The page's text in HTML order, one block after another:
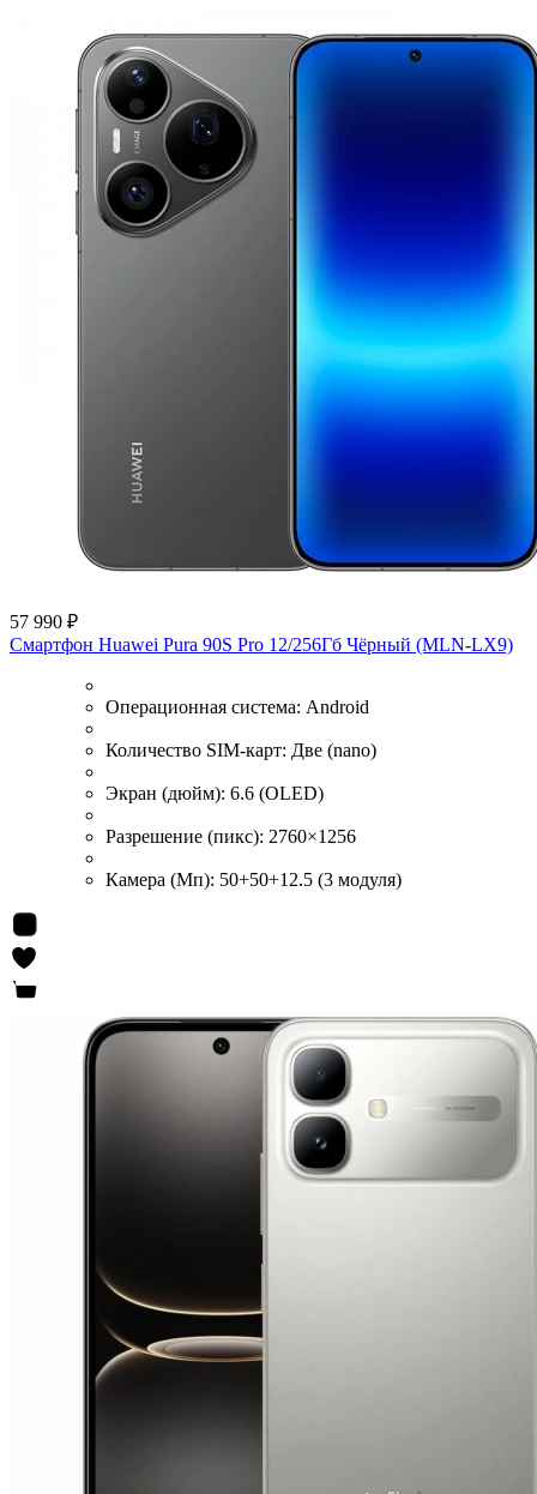
57 990 ₽
Смартфон Huawei Pura 90S Pro 12/256Гб Чёрный (MLN-LX9)
Операционная система: Android
Количество SIM-карт: Две (nano)
Экран (дюйм): 6.6 (OLED)
Разрешение (пикс): 2760×1256
Камера (Мп): 50+50+12.5 (3 модуля)